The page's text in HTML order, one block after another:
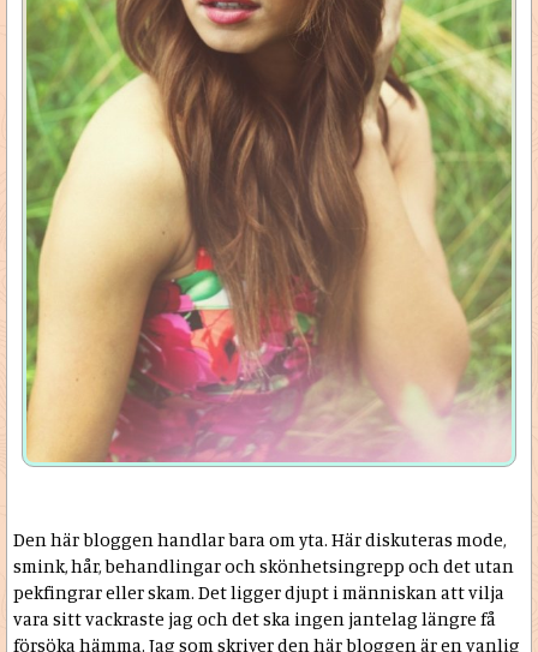
Den här bloggen handlar bara om yta. Här diskuteras mode,
smink, hår, behandlingar och skönhetsingrepp och det utan
pekfingrar eller skam. Det ligger djupt i människan att vilja
vara sitt vackraste jag och det ska ingen jantelag längre få
försöka hämma. Jag som skriver den här bloggen är en vanlig